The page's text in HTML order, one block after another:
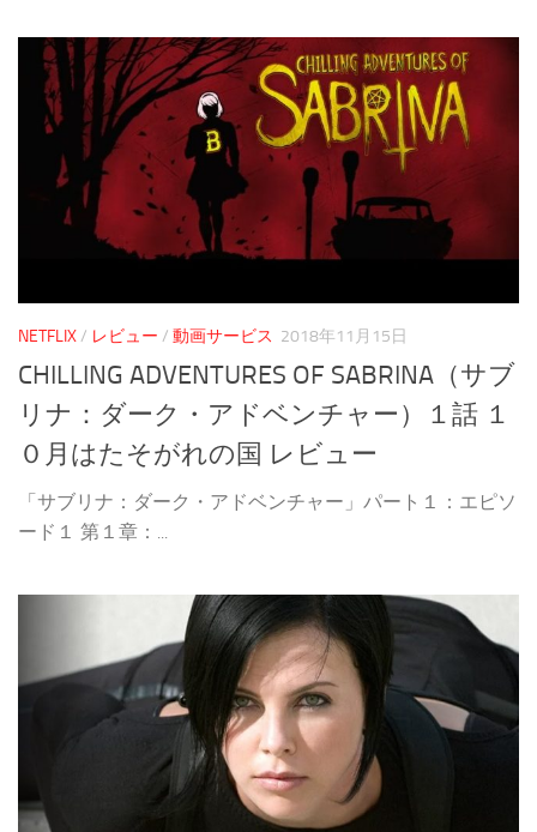
NETFLIX/ レビュー / 動画サービス 2018年11月15日
CHILLING ADVENTURES OF SABRINA（サブ
リナ：ダーク・アドベンチャー）１話 １
０月はたそがれの国 レビュー
「サブリナ：ダーク・アドベンチャー」パート１：エピソ
ード１ 第１章：...